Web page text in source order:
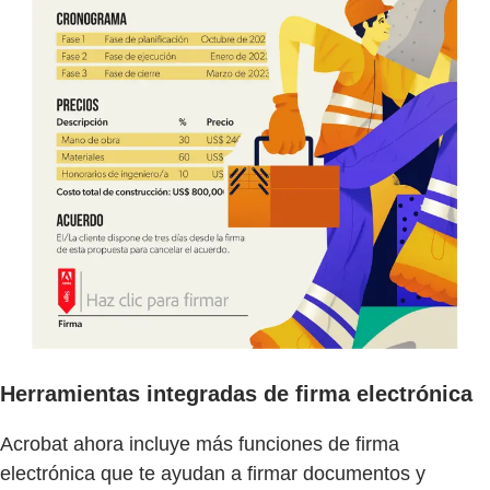
Herramientas integradas de firma electrónica
Acrobat ahora incluye más funciones de firma
electrónica que te ayudan a firmar documentos y